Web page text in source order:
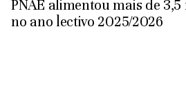
PNAE alimentou mais de
no ano lectivo 2025/2026